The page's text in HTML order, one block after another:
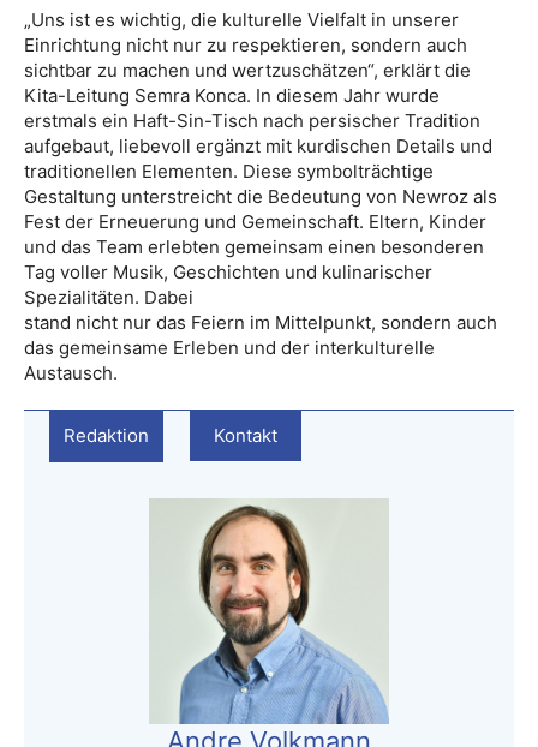
„Uns ist es wichtig, die kulturelle Vielfalt in unserer
Einrichtung nicht nur zu respektieren, sondern auch
sichtbar zu machen und wertzuschätzen“, erklärt die
Kita-Leitung Semra Konca. In diesem Jahr wurde
erstmals ein Haft-Sin-Tisch nach persischer Tradition
aufgebaut, liebevoll ergänzt mit kurdischen Details und
traditionellen Elementen. Diese symbolträchtige
Gestaltung unterstreicht die Bedeutung von Newroz als
Fest der Erneuerung und Gemeinschaft. Eltern, Kinder
und das Team erlebten gemeinsam einen besonderen
Tag voller Musik, Geschichten und kulinarischer
Spezialitäten. Dabei
stand nicht nur das Feiern im Mittelpunkt, sondern auch
das gemeinsame Erleben und der interkulturelle
Austausch.
Redaktion Kontakt